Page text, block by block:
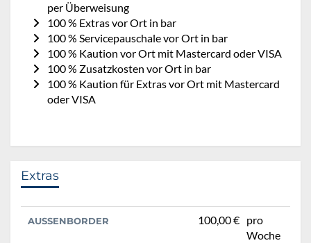
per Überweisung
100 % Extras vor Ort in bar
100 % Servicepauschale vor Ort in bar
100 % Kaution vor Ort mit Mastercard oder VISA
100 % Zusatzkosten vor Ort in bar
100 % Kaution für Extras vor Ort mit Mastercard
oder VISA
Extras
AUSSENBORDER 100,00 € pro
Woche